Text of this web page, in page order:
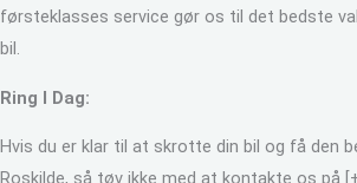
førsteklasses service gør os til det bedste
bil.
Ring I Dag:
Hvis du er klar til at skrotte din bil og få den
Roskilde, så tøv ikke med at kontakte os på